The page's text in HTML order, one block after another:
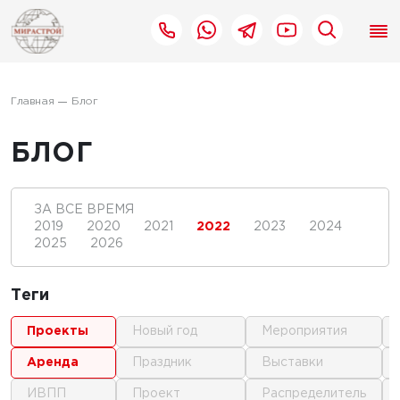
Главная Блог
БЛОГ
ЗА ВСЕ ВРЕМЯ
2019
2020 2021 2022 2023
2024
2025
2026
Теги
проекты
аренда
ИВПП
новый год
праздник
проект
мероприятия
выставки
распределитель